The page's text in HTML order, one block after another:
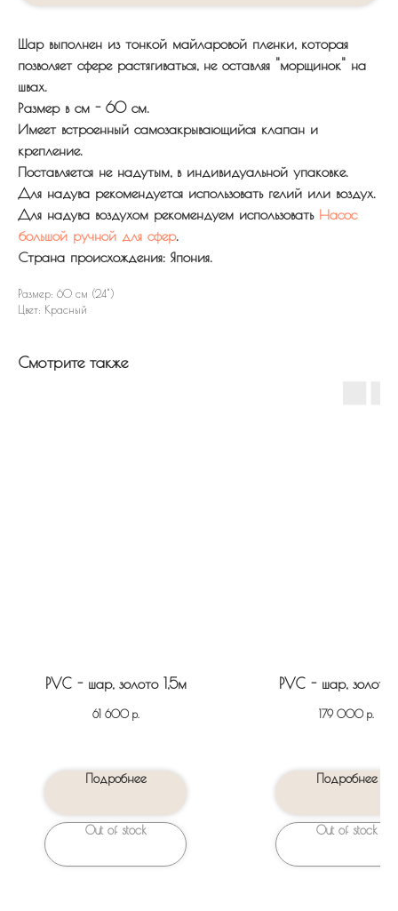
Шар выполнен из тонкой майларовой пленки, которая
позволяет сфере растягиваться, не оставляя "морщинок" на
швах.
Размер в см - 60 см.
Имеет встроенный самозакрывающийся клапан и
крепление.
Поставляется не надутым, в индивидуальной упаковке.
Для надува рекомендуется использовать гелий или воздух.
Для надува воздухом рекомендуем использовать Насос
большой ручной для сфер.
Страна происхождения: Япония.
Размер: 60 см (24")
Цвет: Красный
Смотрите также
PVC - шар, золото 1,5м
61 600 р.
Подробнее
Out of stock
PVC - шар,
179 000 р.
Подробнее
Out of stock